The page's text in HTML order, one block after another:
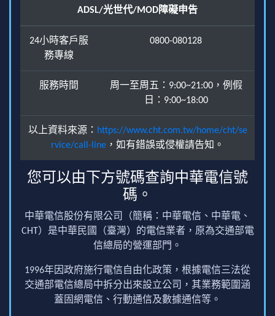
ADSL/光世代/MOD障礙申告
24小時客戶服
務專線
0800-080128
服務時間
周一至周五：9:00~21:00，例假
日：9:00~18:00
以上資料來源： https://www.cht.com.tw/home/cht/se
rvice/call-line ，如有錯誤或侵權請告知。
您可以由下方號碼查詢中華電信號
碼。
中華電信股份有限公司（簡稱：中華電信、中華電、
CHT）是中華民國（臺灣）的電信業者，原為交通部電
信總局的營運部門。
1996年因政府施行電信自由化政策，根據電信三法從
交通部電信總局中拆分出來設立公司，其業務範圍涵
蓋固網電信、行動通信及數據通信等。